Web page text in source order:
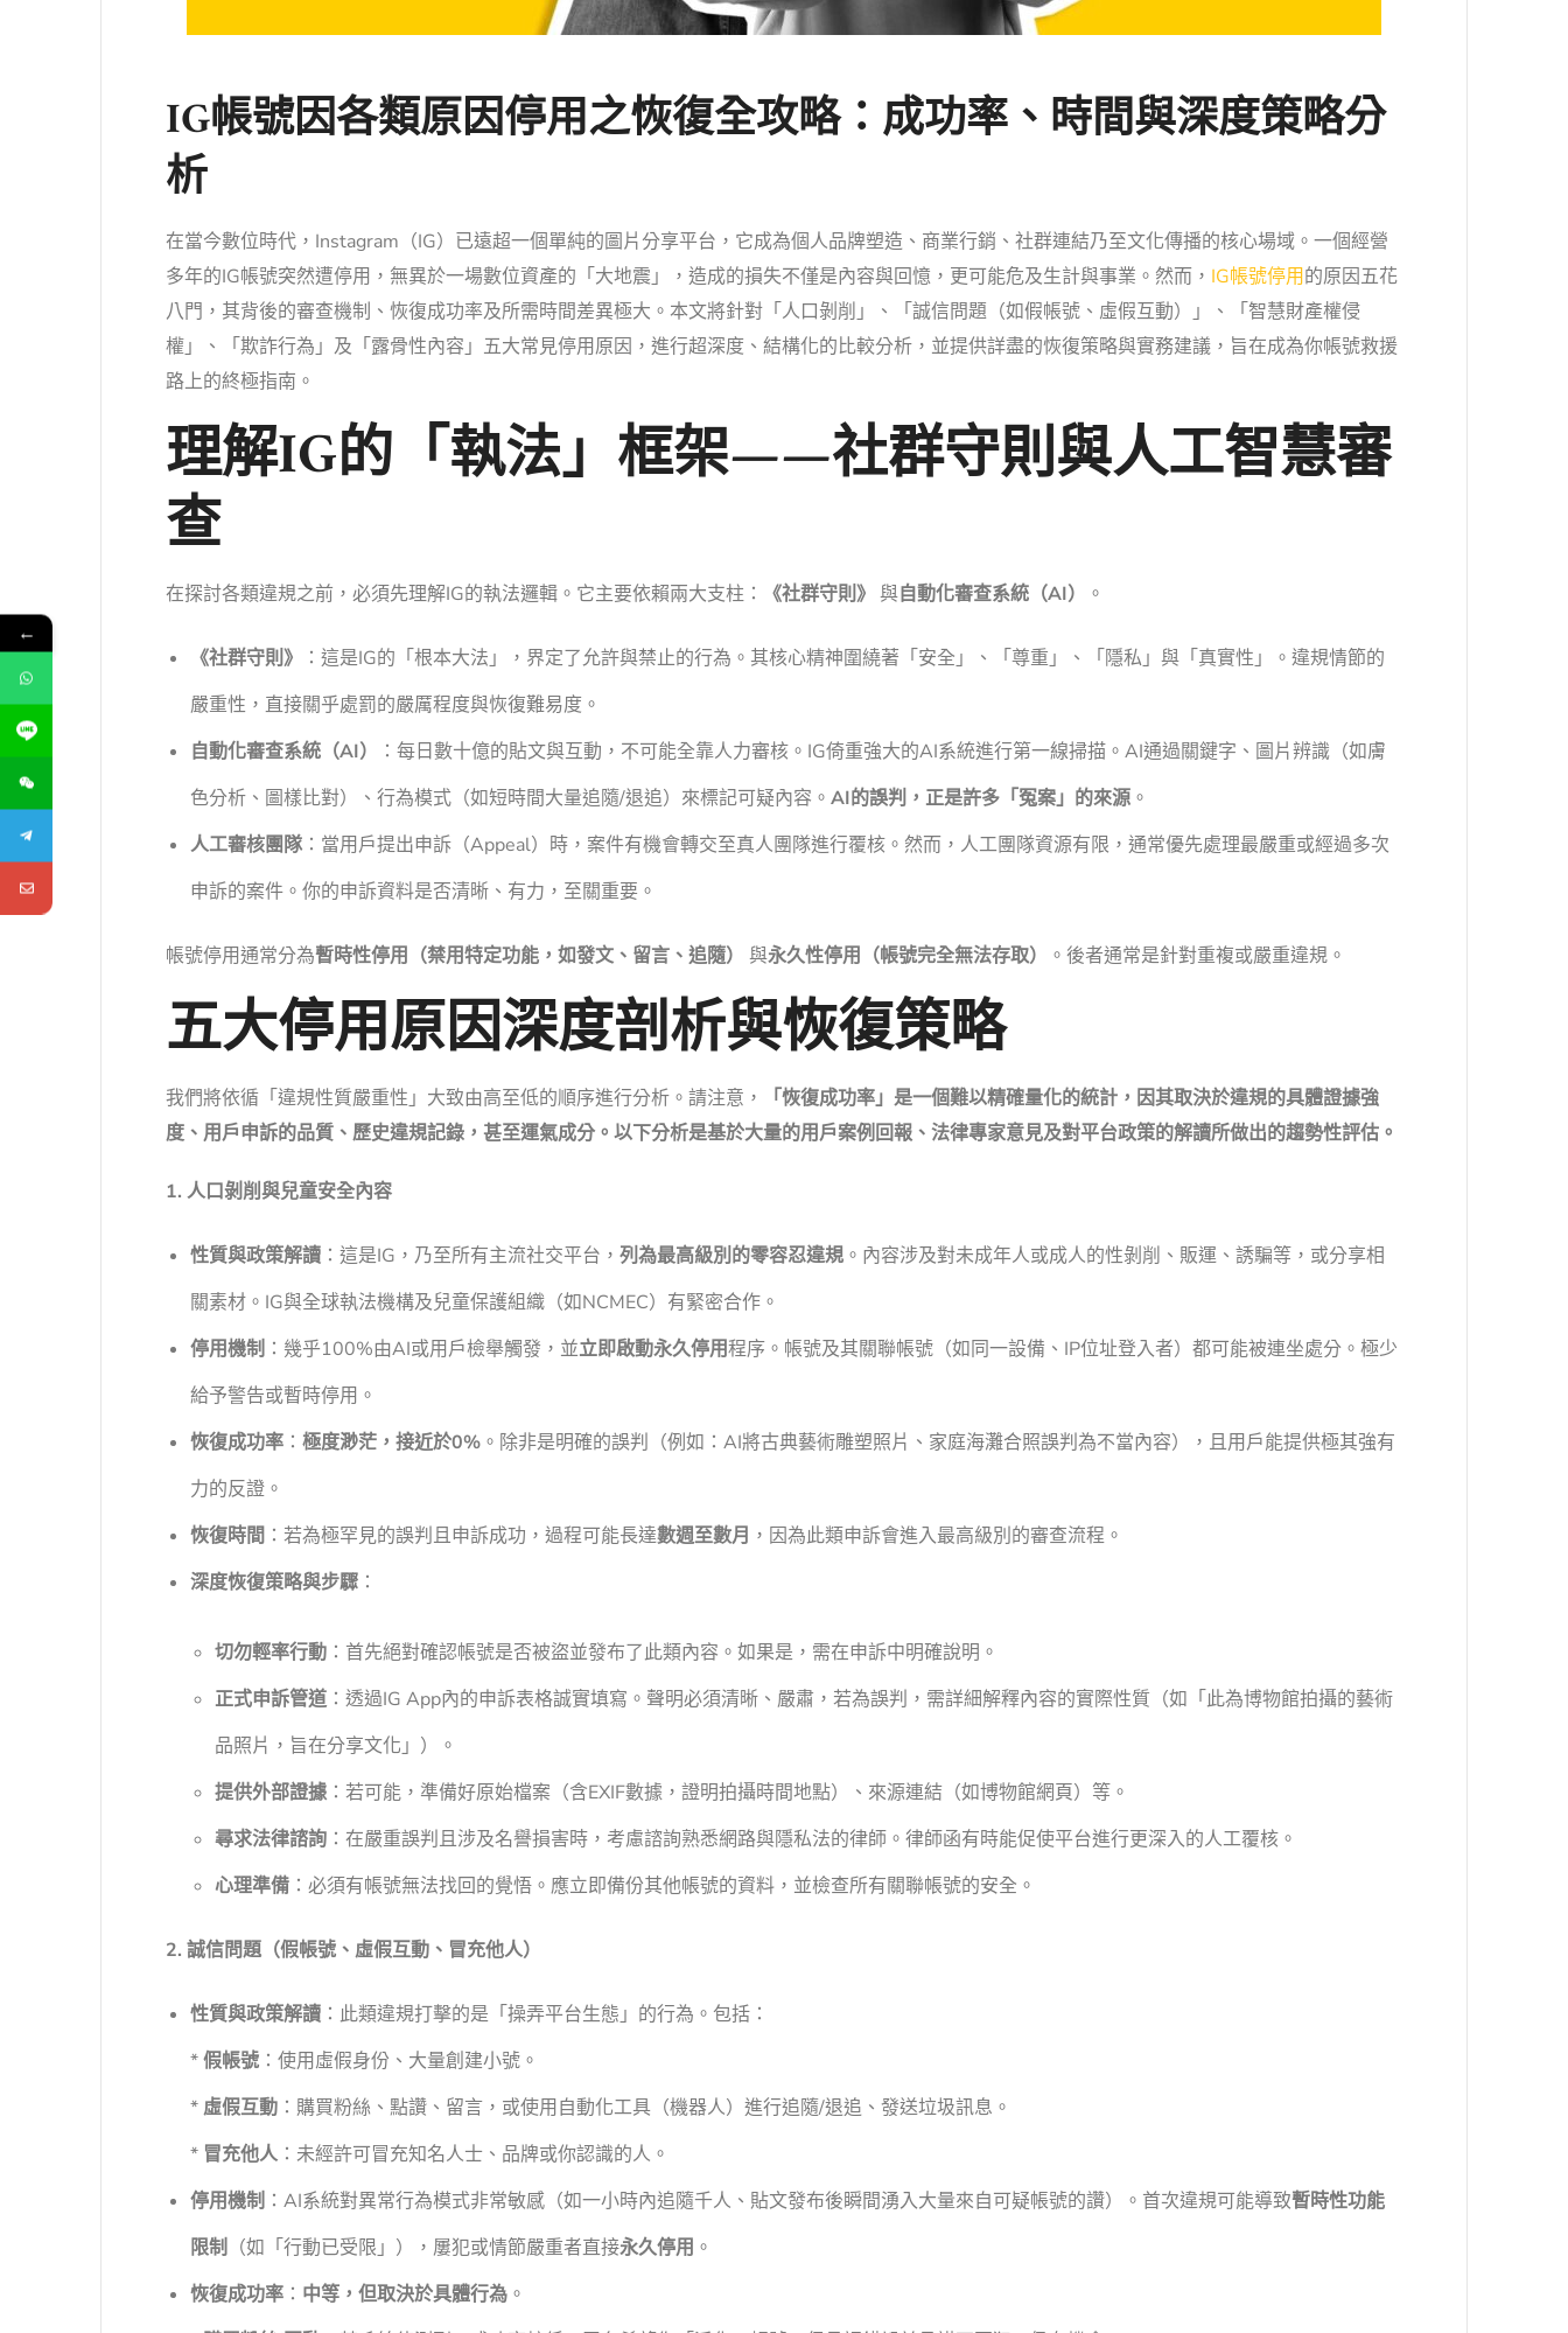
IG帳號因各類原因停用之恢復全攻略：成功率、時間與深度策略分
析
在當今數位時代，Instagram（IG）已遠超一個單純的圖片分享平台，它成為個人品牌塑造、商業行銷、社群連結乃至文化傳播的核心場域。一個經營
多年的IG帳號突然遭停用，無異於一場數位資產的「大地震」，造成的損失不僅是內容與回憶，更可能危及生計與事業。然而， IG帳號停用的原因五花
八門，其背後的審查機制、恢復成功率及所需時間差異極大。本文將針對「人口剝削」、「誠信問題（如假帳號、虛假互動）」、「智慧財產權侵
權」、「欺詐行為」及「露骨性內容」五大常見停用原因，進行超深度、結構化的比較分析，並提供詳盡的恢復策略與實務建議，旨在成為你帳號救援
路上的終極指南。
理解IG的「執法」框架——社群守則與人工智慧審
查
在探討各類違規之前，必須先理解IG的執法邏輯。它主要依賴兩大支柱： 《社群守則》 與自動化審查系統（AI） 。
《社群守則》
：這是IG的「根本大法」，界定了允許與禁止的行為。其核心精神圍繞著「安全」、「尊重」、「隱私」與「真實性」。違規情節的
嚴重性，直接關乎處罰的嚴厲程度與恢復難易度。
自動化審查系統（AI）
：每日數十億的貼文與互動，不可能全靠人力審核。IG倚重強大的AI系統進行第一線掃描。AI通過關鍵字、圖片辨識（如膚
色分析、圖樣比對）、行為模式（如短時間大量追隨/退追）來標記可疑內容。 AI的誤判，正是許多「冤案」的來源。
人工審核團隊：當用戶提出申訴（Appeal）時，案件有機會轉交至真人團隊進行覆核。然而，人工團隊資源有限，通常優先處理最嚴重或經過多次
申訴的案件。你的申訴資料是否清晰、有力，至關重要。
帳號停用通常分為暫時性停用（禁用特定功能，如發文、留言、追隨） 與永久性停用（帳號完全無法存取） 。後者通常是針對重複或嚴重違規。
五大停用原因深度剖析與恢復策略
我們將依循「違規性質嚴重性」大致由高至低的順序進行分析。請注意，
「恢復成功率」是一個難以精確量化的統計，因其取決於違規的具體證據強
度、用戶申訴的品質、歷史違規記錄，甚至運氣成分。以下分析是基於大量的用戶案例回報、法律專家意見及對平台政策的解讀所做出的趨勢性評估。
1. 人口剝削與兒童安全內容
性質與政策解讀：這是IG，乃至所有主流社交平台， 列為最高級別的零容忍違規。內容涉及對未成年人或成人的性剝削、販運、誘騙等，或分享相
關素材。IG與全球執法機構及兒童保護組織（如NCMEC）有緊密合作。
停用機制：幾乎100%由AI或用戶檢舉觸發，並立即啟動永久停用程序。帳號及其關聯帳號（如同一設備、IP位址登入者）都可能被連坐處分。極少
給予警告或暫時停用。
恢復成功率： 極度渺茫，接近於0%。除非是明確的誤判（例如：AI將古典藝術雕塑照片、家庭海灘合照誤判為不當內容），且用戶能提供極其強有
力的反證。
恢復時間：若為極罕見的誤判且申訴成功，過程可能長達數週至數月 ，因為此類申訴會進入最高級別的審查流程。
深度恢復策略與步驟：
切勿輕率行動：首先絕對確認帳號是否被盜並發布了此類內容。如果是，需在申訴中明確說明。
正式申訴管道：透過IG App內的申訴表格誠實填寫。聲明必須清晰、嚴肅，若為誤判，需詳細解釋內容的實際性質（如「此為博物館拍攝的藝術
品照片，旨在分享文化」）。
提供外部證據：若可能，準備好原始檔案（含EXIF數據，證明拍攝時間地點）、來源連結（如博物館網頁）等。
尋求法律諮詢：在嚴重誤判且涉及名譽損害時，考慮諮詢熟悉網路與隱私法的律師。律師函有時能促使平台進行更深入的人工覆核。
心理準備：必須有帳號無法找回的覺悟。應立即備份其他帳號的資料，並檢查所有關聯帳號的安全。
2. 誠信問題（假帳號、虛假互動、冒充他人）
性質與政策解讀：此類違規打擊的是「操弄平台生態」的行為。包括：
*假帳號：使用虛假身份、大量創建小號。
*虛假互動：購買粉絲、點讚、留言，或使用自動化工具（機器人）進行追隨/退追、發送垃圾訊息。
* 冒充他人：未經許可冒充知名人士、品牌或你認識的人。
停用機制：AI系統對異常行為模式非常敏感（如一小時內追隨千人、貼文發布後瞬間湧入大量來自可疑帳號的讚）。首次違規可能導致暫時性功能
限制（如「行動已受限」），屢犯或情節嚴重者直接永久停用 。
恢復成功率： 中等，但取決於具體行為。
←